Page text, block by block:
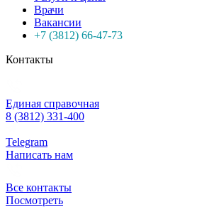
Врачи
Вакансии
+7 (3812) 66-47-73
Контакты
Единая справочная
8 (3812) 331-400
Telegram
Написать нам
Все контакты
Посмотреть